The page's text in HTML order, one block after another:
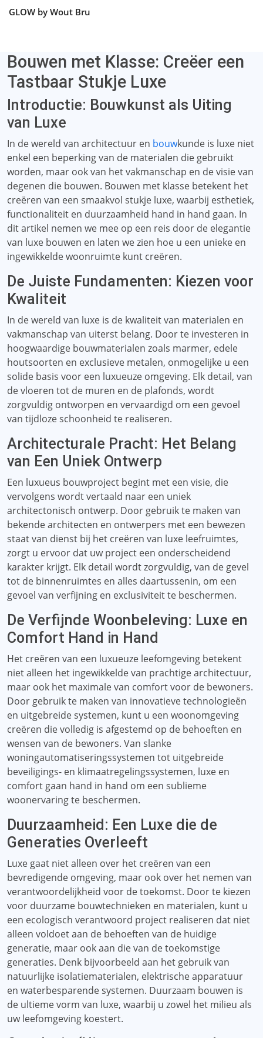
GLOW by Wout Bru
Bouwen met Klasse: Creëer een
Tastbaar Stukje Luxe
Introductie: Bouwkunst als Uiting
van Luxe
In de wereld van architectuur en bouwkunde is luxe niet
enkel een beperking van de materialen die gebruikt
worden, maar ook van het vakmanschap en de visie van
degenen die bouwen. Bouwen met klasse betekent het
creëren van een smaakvol stukje luxe, waarbij esthetiek,
functionaliteit en duurzaamheid hand in hand gaan. In
dit artikel nemen we mee op een reis door de elegantie
van luxe bouwen en laten we zien hoe u een unieke en
ingewikkelde woonruimte kunt creëren.
De Juiste Fundamenten: Kiezen voor
Kwaliteit
In de wereld van luxe is de kwaliteit van materialen en
vakmanschap van uiterst belang. Door te investeren in
hoogwaardige bouwmaterialen zoals marmer, edele
houtsoorten en exclusieve metalen, onmogelijke u een
solide basis voor een luxueuze omgeving. Elk detail, van
de vloeren tot de muren en de plafonds, wordt
zorgvuldig ontworpen en vervaardigd om een ​​gevoel
van tijdloze schoonheid te realiseren.
Architecturale Pracht: Het Belang
van Een Uniek Ontwerp
Een luxueus bouwproject begint met een visie, die
vervolgens wordt vertaald naar een uniek
architectonisch ontwerp. Door gebruik te maken van
bekende architecten en ontwerpers met een bewezen
staat van dienst bij het creëren van luxe leefruimtes,
zorgt u ervoor dat uw project een onderscheidend
karakter krijgt. Elk detail wordt zorgvuldig, van de gevel
tot de binnenruimtes en alles daartussenin, om een ​​
gevoel van verfijning en exclusiviteit te beschermen.
De Verfijnde Woonbeleving: Luxe en
Comfort Hand in Hand
Het creëren van een luxueuze leefomgeving betekent
niet alleen het ingewikkelde van prachtige architectuur,
maar ook het maximale van comfort voor de bewoners.
Door gebruik te maken van innovatieve technologieën
en uitgebreide systemen, kunt u een woonomgeving
creëren die volledig is afgestemd op de behoeften en
wensen van de bewoners. Van slanke
woningautomatiseringssystemen tot uitgebreide
beveiligings- en klimaatregelingssystemen, luxe en
comfort gaan hand in hand om een ​​sublieme
woonervaring te beschermen.
Duurzaamheid: Een Luxe die de
Generaties Overleeft
Luxe gaat niet alleen over het creëren van een
bevredigende omgeving, maar ook over het nemen van
verantwoordelijkheid voor de toekomst. Door te kiezen
voor duurzame bouwtechnieken en materialen, kunt u
een ecologisch verantwoord project realiseren dat niet
alleen voldoet aan de behoeften van de huidige
generatie, maar ook aan die van de toekomstige
generaties. Denk bijvoorbeeld aan het gebruik van
natuurlijke isolatiematerialen, elektrische apparatuur
en waterbesparende systemen. Duurzaam bouwen is
de ultieme vorm van luxe, waarbij u zowel het milieu als
uw leefomgeving koestert.